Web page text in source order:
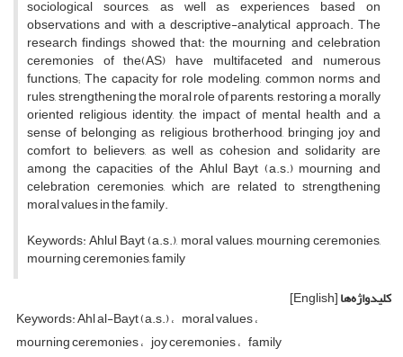
sociological sources, as well as experiences based on
observations and with a descriptive-analytical approach. The
research findings showed that: the mourning and celebration
ceremonies of the(AS) have multifaceted and numerous
functions; The capacity for role modeling, common norms and
rules, strengthening the moral role of parents, restoring a morally
oriented religious identity, the impact of mental health and a
sense of belonging as religious brotherhood, bringing joy and
comfort to believers, as well as cohesion and solidarity are
among the capacities of the Ahlul Bayt (a.s.) mourning and
celebration ceremonies, which are related to strengthening
moral values in the family.
Keywords: Ahlul Bayt (a.s.), moral values, mourning ceremonies,
mourning ceremonies, family
کلیدواژه‌ها[English]
Keywords: Ahl al-Bayt (a.s.) moral values
mourning ceremonies joy ceremonies family